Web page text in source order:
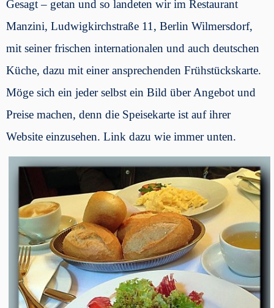
Gesagt – getan und so landeten wir im Restaurant
Manzini, Ludwigkirchstraße 11, Berlin Wilmersdorf,
mit seiner frischen internationalen und auch deutschen
Küche, dazu mit einer ansprechenden Frühstückskarte.
Möge sich ein jeder selbst ein Bild über Angebot und
Preise machen, denn die Speisekarte ist auf ihrer
Website einzusehen. Link dazu wie immer unten.